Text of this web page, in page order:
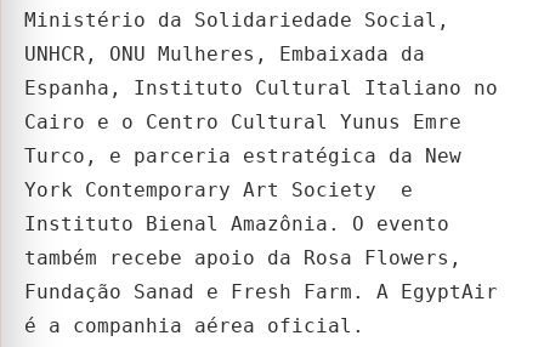
Ministério da Solidariedade Social,
UNHCR, ONU Mulheres, Embaixada da
Espanha, Instituto Cultural Italiano no
Cairo e o Centro Cultural Yunus Emre
Turco, e parceria estratégica da New
York Contemporary Art Society e
Instituto Bienal Amazônia. O evento
também recebe apoio da Rosa Flowers,
Fundação Sanad e Fresh Farm. A EgyptAir
é a companhia aérea oficial.